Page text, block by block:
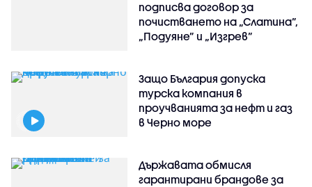
подписва договор за
почистването на „Слатина”,
„Подуяне” и „Изгрев”
Защо България допуска
турска компания в
проучванията за нефт и газ
в Черно море
Държавата обмисля
гарантирани брандове за